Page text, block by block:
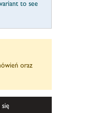
to see
oraz
się